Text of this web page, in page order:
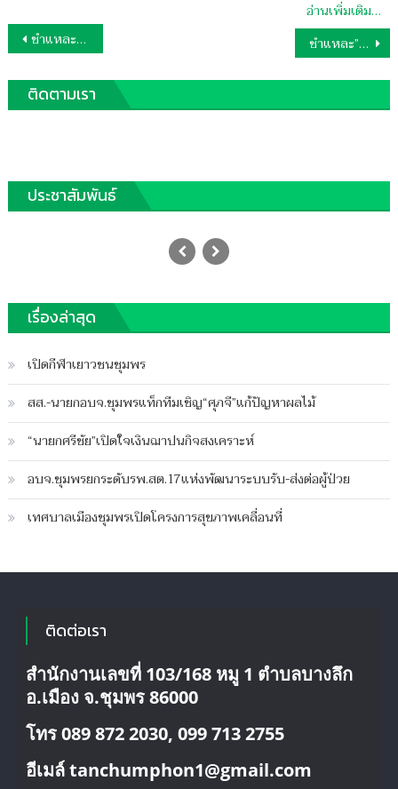
อ่านเพิ่มเติม…
แนะแนว
เรื่อง
ชำแหละ”ตัวเหี้ย”ส่งโรงงานลูกชิ้น ชำแหละ”ตัวเหี้ย”ไม่ใช่โรงงานลูกชิ้น
ติดตามเรา
ประชาสัมพันธ์
ตำรวจทางหลวงชุมพรจับแก๊งขนยาบ้า2ล้าน
เม็ด
on
Author
ปิดความเห็นบน
ชุมพร
จับ
แก๊ง
ยาบ้า2ล้าน
เม็ด
เรื่องล่าสุด
เปิดกีฬาเยาวชนชุมพร
สส.-นายกอบจ.ชุมพรแท็กทีมเชิญ“ศุภจี”แก้ปัญหาผลไม้
“นายกศรีชัย”เปิดใจเงินฌาปนกิจสงเคราะห์
อบจ.ชุมพรยกระดับรพ.สต.17แห่งพัฒนาระบบรับ-ส่งต่อผู้ป่วย
เทศบาลเมืองชุมพรเปิดโครงการสุขภาพเคลื่อนที่
ติดต่อเรา
สำนักงานเลขที่ 103/168 หมู 1 ตำบลบางลึก
อ.เมือง จ.ชุมพร 86000
โทร 089 872 2030, 099 713 2755
อีเมล์ tanchumphon1@gmail.com